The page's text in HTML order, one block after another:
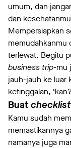
umum, dan
dan
Mempersiapkan
memudahkanmu
terlewat. Begitu
business trip-mu
jauh-jauh ke luar
ketinggalan,
Buat checklist
Kamu sudah
memastikannya
namanya juga